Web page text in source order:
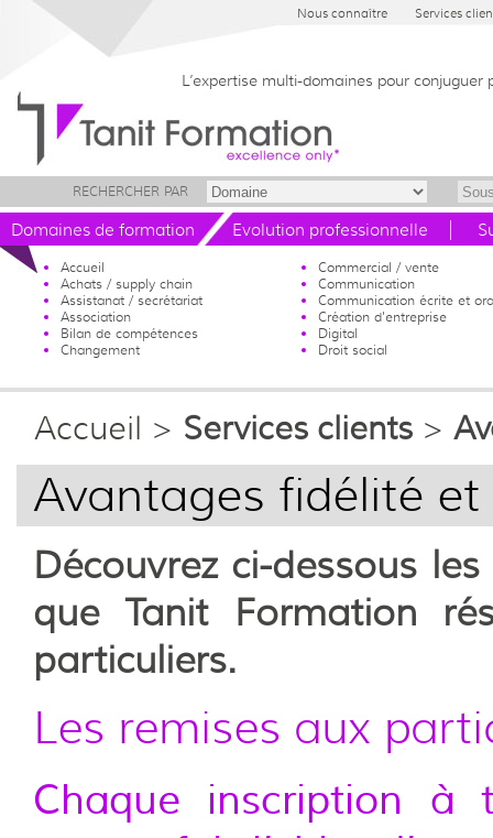
Nous connaître Services
L’expertise multi-domaines pour
RECHERCHER PAR
Domaines de formation Evolution professionnelle
Accueil
Achats / supply chain
Assistanat / secrétariat
Association
Bilan de compétences
Changement
Commercial / vente
Communication
Communication écrite et
Création d'entreprise
Digital
Droit social
Accueil > Services clients >
Avantages fidélité et
Découvrez ci-dessous
queTanit Formation
particuliers.
Les remises aux
Chaque inscription